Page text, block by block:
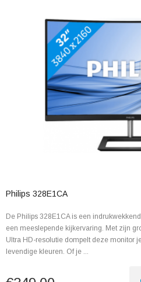
Philips 328E1CA
De Philips 328E1CA is een
een meeslepende kijkervaring. Met zijn
Ultra HD-resolutie dompelt deze monitor
levendige kleuren. Of je ...